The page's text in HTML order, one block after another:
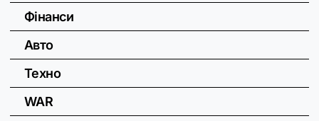
Фінанси
Авто
Техно
WAR